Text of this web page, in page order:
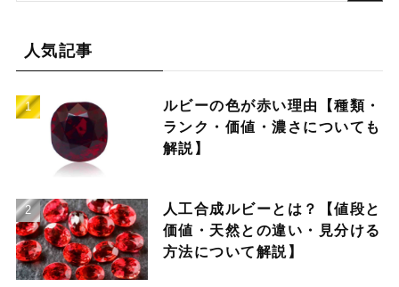
人気記事
ルビーの色が赤い理由【種類・
ランク・価値・濃さについても
解説】
人工合成ルビーとは？【値段と
価値・天然との違い・見分ける
方法について解説】